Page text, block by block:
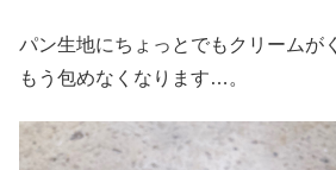
パン生地にちょっとでもクリームが
もう包めなくなります…。